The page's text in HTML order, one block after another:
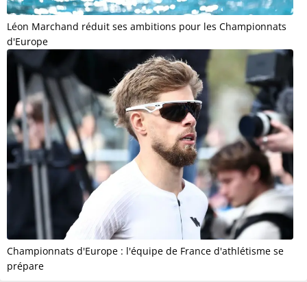
Léon Marchand réduit ses ambitions pour les Championnats
d'Europe
Championnats d'Europe : l'équipe de France d'athlétisme se
prépare